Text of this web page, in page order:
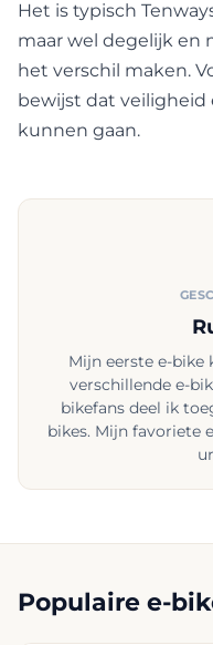
Het is typisch
maar wel degelijk en
het verschil maken.
bewijst dat veiligheid
kunnen gaan.
Mijn eerste e-bike
verschillende e-
bikefans deel ik
bikes. Mijn favoriete
Populaire e-